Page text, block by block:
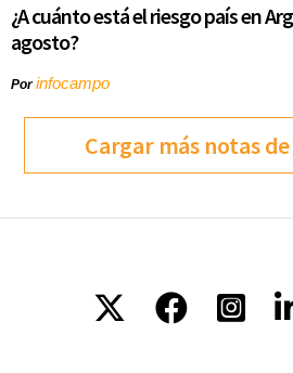
¿A cuánto está el riesgo país en
agosto?
Porinfocampo
Cargar más notas